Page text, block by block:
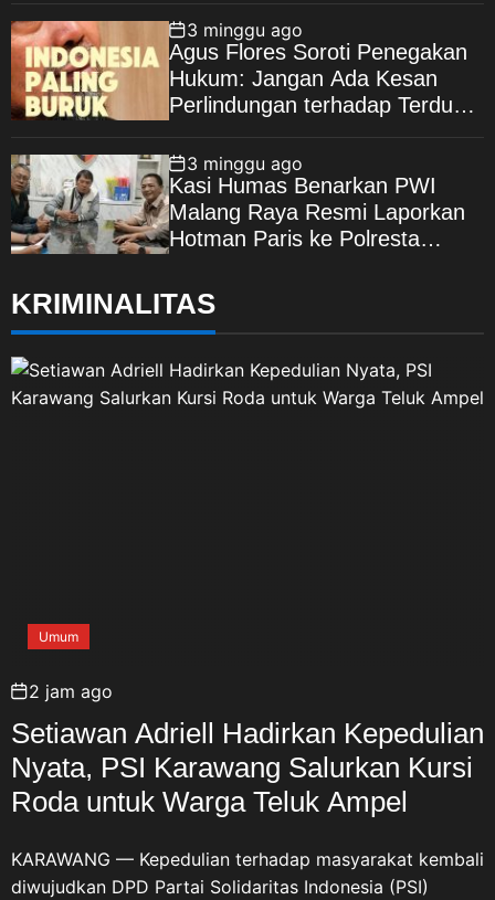
Keadilan Warga Depok
3 minggu ago
Agus Flores Soroti Penegakan
Hukum: Jangan Ada Kesan
Perlindungan terhadap Terduga
Dipertaruhkan
3 minggu ago
Kasi Humas Benarkan PWI
Malang Raya Resmi Laporkan
Hotman Paris ke Polresta
KRIMINALITAS
Umum
2 jam ago
Setiawan Adriell Hadirkan Kepedulian
Nyata, PSI Karawang Salurkan Kursi
Roda untuk Warga Teluk Ampel
KARAWANG — Kepedulian terhadap masyarakat kembali
diwujudkan DPD Partai Solidaritas Indonesia (PSI)